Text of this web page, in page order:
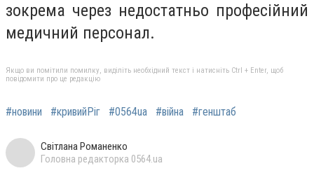
зокрема через недостатньо професійний
медичний персонал.
Якщо ви помітили помилку, виділіть необхідний текст і натисніть Ctrl + Enter, щоб
повідомити про це редакцію
#новини #кривийРіг #0564ua #війна #генштаб
Світлана Романенко
Головна редакторка 0564.ua